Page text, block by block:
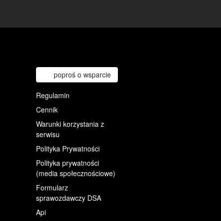
poproś o wsparcie
Regulamin
Cennik
Warunki korzystania z
serwisu
Polityka Prywatności
Polityka prywatności
(media społecznościowe)
Formularz
sprawozdawczy DSA
Api